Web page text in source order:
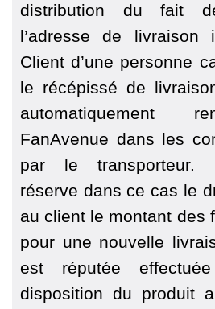
distribution du fait
l’adresse de livraison
Client d’une personne
le récépissé de
automatiquement
FanAvenue dans les
par le transporteur.
réserve dans ce cas le
au client le montant des
pour une nouvelle
est réputée
disposition du produit